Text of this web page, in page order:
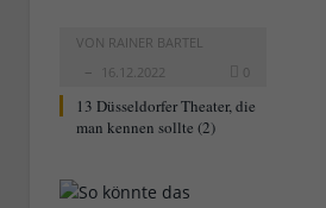
VON RAINER BARTEL
16.12.2022
0
13 Düsseldorfer Theater, die
man kennen sollte (2)